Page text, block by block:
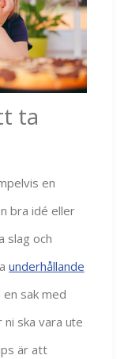
ta
en
bra idé eller
slag och
underhållande
sak med
ni ska vara ute
är att